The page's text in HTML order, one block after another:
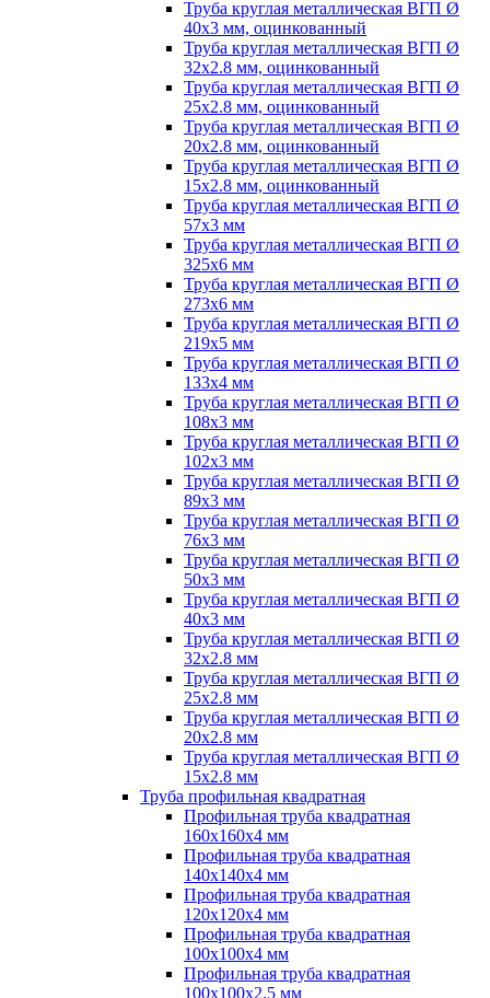
Труба круглая металлическая ВГП Ø
40х3 мм, оцинкованный
Труба круглая металлическая ВГП Ø
32х2.8 мм, оцинкованный
Труба круглая металлическая ВГП Ø
25х2.8 мм, оцинкованный
Труба круглая металлическая ВГП Ø
20х2.8 мм, оцинкованный
Труба круглая металлическая ВГП Ø
15х2.8 мм, оцинкованный
Труба круглая металлическая ВГП Ø
57х3 мм
Труба круглая металлическая ВГП Ø
325х6 мм
Труба круглая металлическая ВГП Ø
273х6 мм
Труба круглая металлическая ВГП Ø
219х5 мм
Труба круглая металлическая ВГП Ø
133х4 мм
Труба круглая металлическая ВГП Ø
108х3 мм
Труба круглая металлическая ВГП Ø
102х3 мм
Труба круглая металлическая ВГП Ø
89х3 мм
Труба круглая металлическая ВГП Ø
76х3 мм
Труба круглая металлическая ВГП Ø
50х3 мм
Труба круглая металлическая ВГП Ø
40х3 мм
Труба круглая металлическая ВГП Ø
32х2.8 мм
Труба круглая металлическая ВГП Ø
25х2.8 мм
Труба круглая металлическая ВГП Ø
20х2.8 мм
Труба круглая металлическая ВГП Ø
15х2.8 мм
Труба профильная квадратная
Профильная труба квадратная
160х160х4 мм
Профильная труба квадратная
140х140х4 мм
Профильная труба квадратная
120х120х4 мм
Профильная труба квадратная
100х100х4 мм
Профильная труба квадратная
100х100х2.5 мм